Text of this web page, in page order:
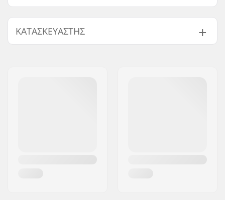
Bottom Bracket: Mid,
Διάμετρος Άξονα
19mm
ΚΑΤΑΣΚΕΥΑΣΤΉΣ